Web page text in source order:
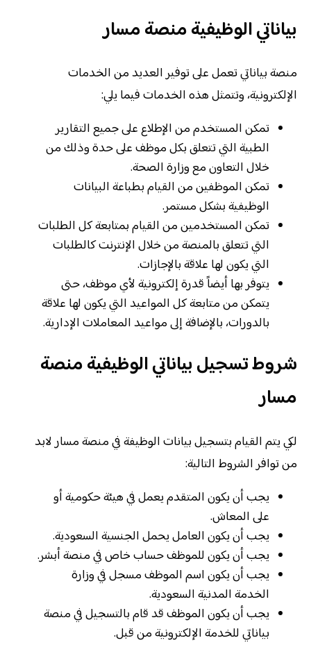
بياناتي الوظيفية منصة مسار
منصة بياناتي تعمل على توفير العديد من الخدمات
الإلكترونية، وتتمثل هذه الخدمات فيما يلي:
تمكن المستخدم من الإطلاع على جميع التقارير
الطبية التي تتعلق بكل موظف على حدة وذلك من
خلال التعاون مع وزارة الصحة.
تمكن الموظفين من القيام بطباعة البيانات
الوظيفية بشكل مستمر.
تمكن المستخدمين من القيام بمتابعة كل الطلبات
التي تتعلق بالمنصة من خلال الإنترنت كالطلبات
التي يكون لها علاقة بالإجازات.
يتوفر بها أيضاً قدرة إلكترونية لأي موظف، حتى
يتمكن من متابعة كل المواعيد التي يكون لها علاقة
بالدورات، بالإضافة إلى مواعيد المعاملات الإدارية.
شروط تسجيل بياناتي الوظيفية منصة
مسار
لكي يتم القيام بتسجيل بيانات الوظيفة في منصة مسار لابد
من توافر الشروط التالية:
يجب أن يكون المتقدم يعمل في هيئة حكومية أو
على المعاش.
يجب أن يكون العامل يحمل الجنسية السعودية.
يجب أن يكون للموظف حساب خاص في منصة أبشر.
يجب أن يكون اسم الموظف مسجل في وزارة
الخدمة المدنية السعودية.
يجب أن يكون الموظف قد قام بالتسجيل في منصة
بياناتي للخدمة الإلكترونية من قبل.